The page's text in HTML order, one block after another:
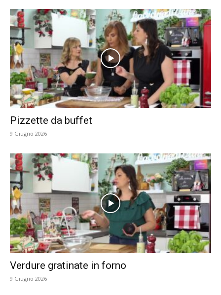
Pizzette da buffet
9 Giugno 2026
Verdure gratinate in forno
9 Giugno 2026